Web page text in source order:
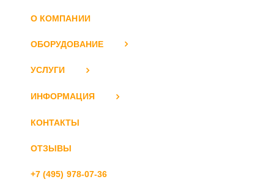
О КОМПАНИИ
ОБОРУДОВАНИЕ
УСЛУГИ
ИНФОРМАЦИЯ
КОНТАКТЫ
ОТЗЫВЫ
+7 (495) 978-07-36